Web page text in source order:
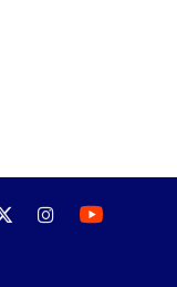
X
Instagram